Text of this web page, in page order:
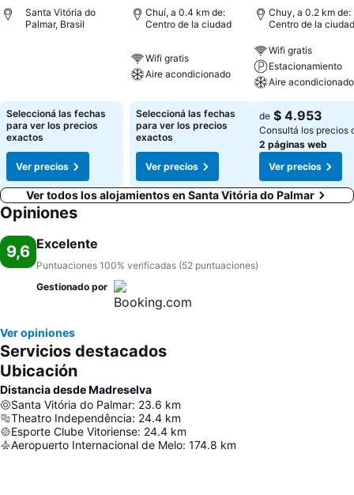
Santa Vitória do
Palmar, Brasil
Seleccioná las fechas
para ver los precios
exactos
Ver precios
Chuí, a 0.4 km de:
Centro de la ciudad
Wifi gratis
Aire acondicionado
Seleccioná las fechas
para ver los precios
exactos
Ver precios
Chuy, a 0.2 km de:
Centro de la ciudad
Wifi gratis
Estacionamiento
Aire acondicionado
de $ 4.953
Consultá los precios
2 páginas web
Ver precios
Ver todos los alojamientos en Santa Vitória do Palmar
Opiniones
9,6 Excelente
Puntuaciones 100% verificadas (52 puntuaciones)
Gestionado por
Ver opiniones
Servicios destacados
Ubicación
Distancia desde Madreselva
Santa Vitória do Palmar: 23.6 km
Theatro Independência: 24.4 km
Esporte Clube Vitoriense: 24.4 km
Aeropuerto Internacional de Melo: 174.8 km